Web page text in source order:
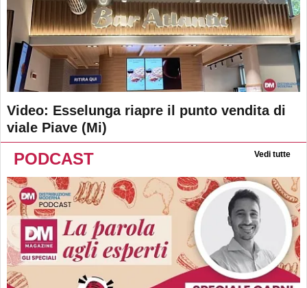
Video: Esselunga riapre il punto vendita di
viale Piave (Mi)
PODCAST Vedi tutte